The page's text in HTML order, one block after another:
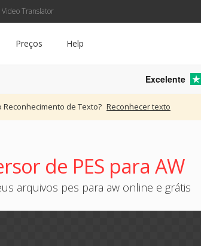
Video Translator
Preços Help
Excelente
Reconhecimento de Texto? Reconhecer texto
de PES para AW
arquivos pes para aw online e grátis